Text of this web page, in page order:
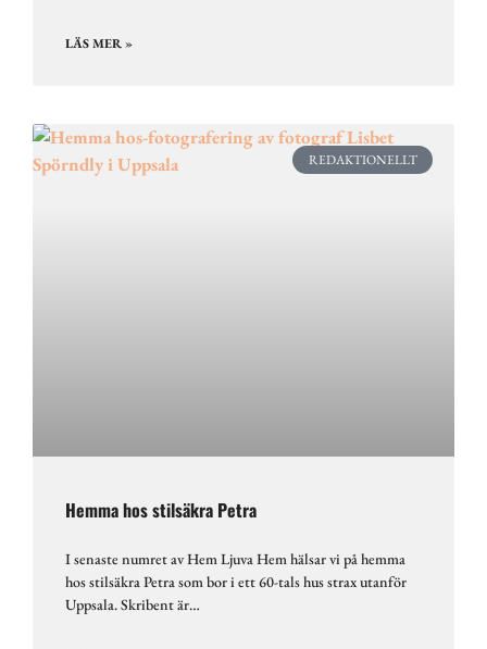
LÄS MER »
REDAKTIONELLT
Hemma hos stilsäkra Petra
I senaste numret av Hem Ljuva Hem hälsar vi på hemma
hos stilsäkra Petra som bor i ett 60-tals hus strax utanför
Uppsala. Skribent är…